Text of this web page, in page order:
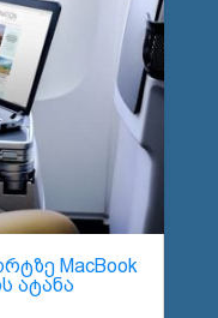
MacBook
ატანა